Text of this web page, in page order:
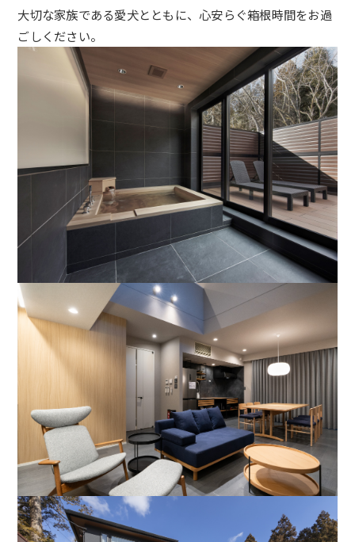
大切な家族である愛犬とともに、心安らぐ箱根時間をお過
ごしください。